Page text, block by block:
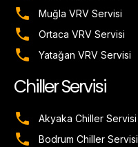
Muğla VRV Servisi
Ortaca VRV Servisi
Yatağan VRV Servisi
Chiller Servisi
Akyaka Chiller Servisi
Bodrum Chiller Servisi